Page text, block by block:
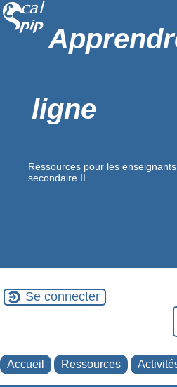
ligne
Ressources pour les
secondaire II.
Se connecter
Accueil Ressources